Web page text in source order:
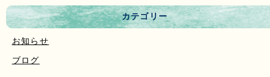
カテゴリー
お知らせ
ブログ